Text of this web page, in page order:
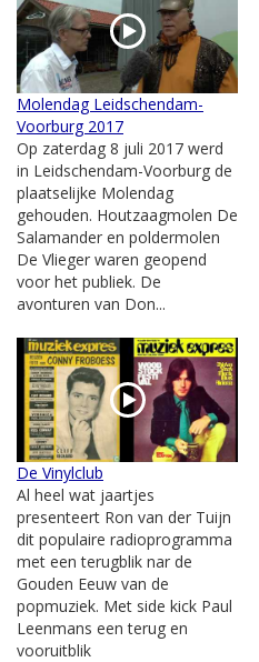
Molendag Leidschendam-
Voorburg 2017
Op zaterdag 8 juli 2017 werd
in Leidschendam-Voorburg de
plaatselijke Molendag
gehouden. Houtzaagmolen De
Salamander en poldermolen
De Vlieger waren geopend
voor het publiek. De
avonturen van Don...
De Vinylclub
Al heel wat jaartjes
presenteert Ron van der Tuijn
dit populaire radioprogramma
met een terugblik nar de
Gouden Eeuw van de
popmuziek. Met side kick Paul
Leenmans een terug en
vooruitblik